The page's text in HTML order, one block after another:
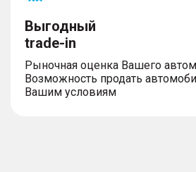
Выгодный
trade-in
Рыночная оценка Вашего
Возможность продать
Вашим условиям